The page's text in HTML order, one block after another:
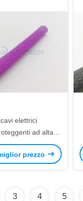
elettrici
ad alta
elettrici della
del cavo
prezzo
3 4 5